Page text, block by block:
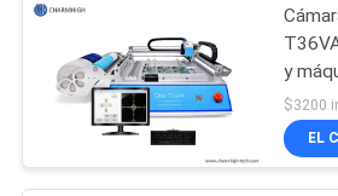
y
SMT
del
EL